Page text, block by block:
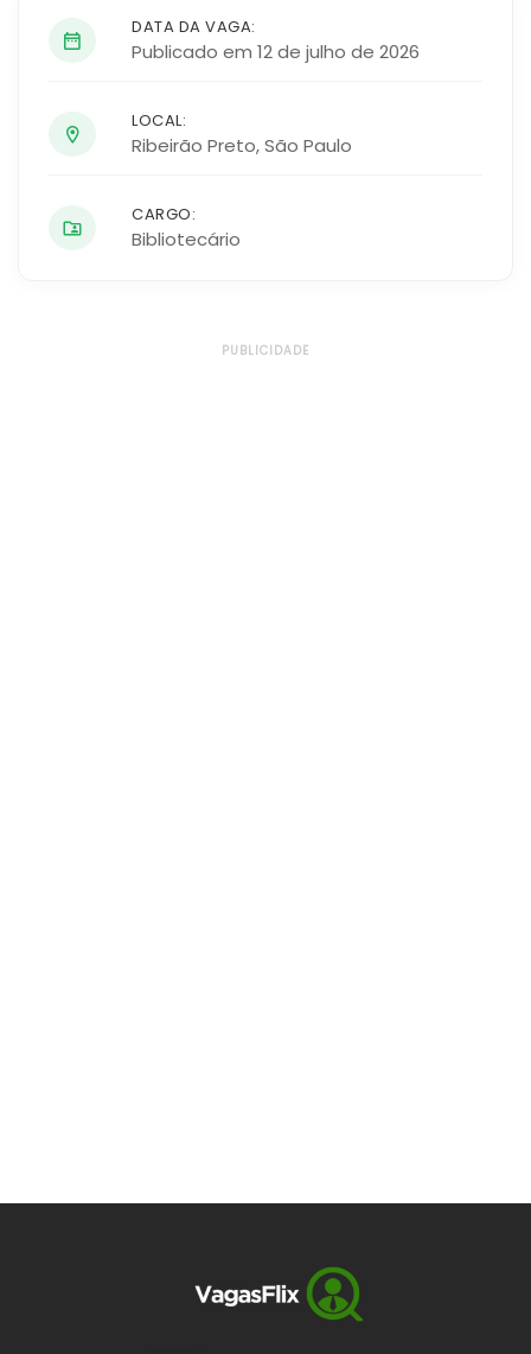
DATA DA VAGA:
Publicado em 12 de julho de 2026
LOCAL:
Ribeirão Preto,São Paulo
CARGO:
Bibliotecário
PUBLICIDADE